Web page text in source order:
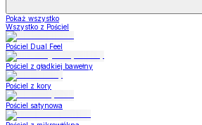
Pokaż wszystko
Wszystko z Pościel
Pościel Dual Feel
Pościel z gładkiej bawełny
Pościel z kory
Pościel satynowa